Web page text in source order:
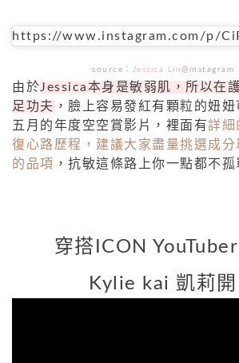
https://www.instagram.com/p/
source： Jessica Lin @instagram
由於Jessica本身是敏弱肌，所以在
足功夫 ，臉上容易發紅有顆粒的妞
五月的年度空空賞影片，裡面有詳細
復心路歷程，建議大家盡量挑選成分
的品項 ，抗敏這條路上你一點都不孤
穿搭 ICON YouTuber
Kylie kai 凱莉開